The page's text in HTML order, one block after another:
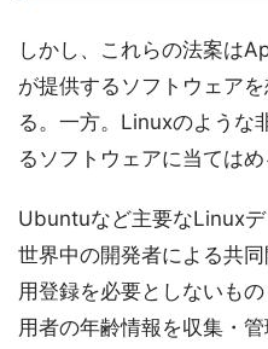
しかし、これらの法案は
が提供するソフトウェア
る。一方。Linuxのような
るソフトウェアに当ては
Ubuntuなど主要なLinuxデ
世界中の開発者による共
用登録を必要としないも
用者の年齢情報を収集・